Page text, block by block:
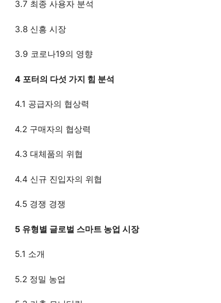
3.7 최종 사용자 분석
3.8 신흥 시장
3.9 코로나19의 영향
4 포터의 다섯 가지 힘 분석
4.1 공급자의 협상력
4.2 구매자의 협상력
4.3 대체품의 위협
4.4 신규 진입자의 위협
4.5 경쟁 경쟁
5 유형별 글로벌 스마트 농업 시장
5.1 소개
5.2 정밀 농업